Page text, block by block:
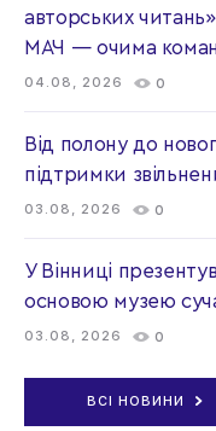
авторських
МАЧ — очима
04.08, 2026 0
Від полону до
підтримки
03.08, 2026 0
У Вінниці
основою музею
03.08, 2026 0
ВСІ НОВИНИ